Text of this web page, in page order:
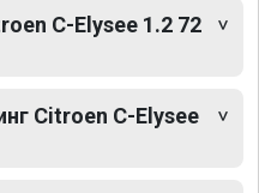
C-Elysee 1.2 72
Citroen C-Elysee